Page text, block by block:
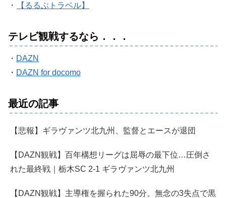
・
【るるぶトラベル】
テレビ観戦するなら．．．
・ DAZN
・ DAZN for docomo
最近の記事
【悲報】ギラヴァンツ北九州、監督とエースが退団
【DAZN観戦】百年構想リーグは屈辱の最下位…圧倒さ
れた最終戦｜栃木SC 2-1 ギラヴァンツ北九州
【DAZN観戦】主導権を握られた90分。無念の3失点で黒